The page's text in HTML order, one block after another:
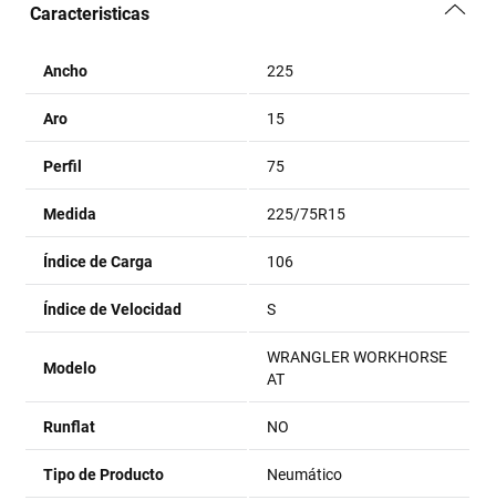
Caracteristicas
Ancho 225
Aro 15
Perfil 75
Medida 225/75R15
Índice de Carga 106
Índice de Velocidad S
Modelo
WRANGLER WORKHORSE
AT
Runflat NO
Tipo de Producto Neumático